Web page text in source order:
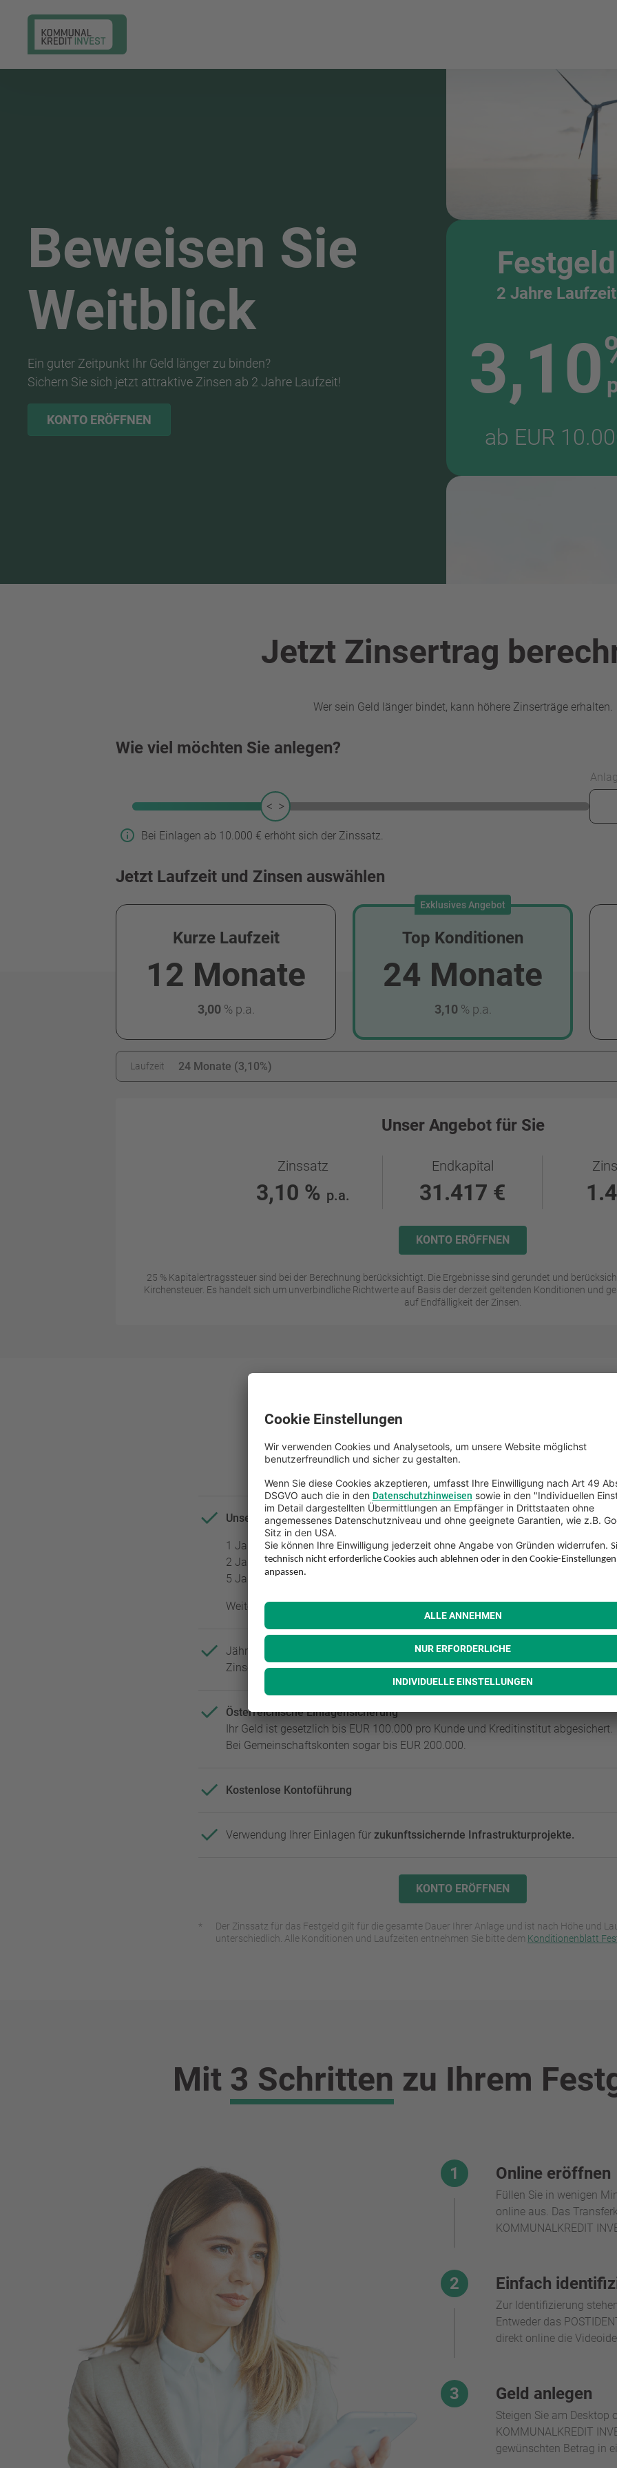
Festgeld
2 Jahre Laufzeit
3,10
ab EUR
Beweisen Sie
Weitblick
Ein guter Zeitpunkt Ihr Geld länger zu binden?
Sichern Sie sich jetzt attraktive Zinsen ab 2 Jahre Laufzeit!
KONTO ERÖFFNEN
Jetzt Zinsertrag
Wer sein Geld länger bindet, kann höhere Zinserträge erhalten.
Wie viel möchten Sie anlegen?
Bei Einlagen ab 10.000 € erhöht sich der Zinssatz.
Jetzt Laufzeit und Zinsen auswählen
Kurze Laufzeit
12 Monate
3,00 % p.a.
Top Konditionen
24 Monate
3,10 % p.a.
Laufzeit
Unser Angebot für Sie
Zinssatz
3,10 % p.a.
Endkapital
31.417 €
KONTO ERÖFFNEN
25 % Kapitalertragssteuer sind bei der Berechnung berücksichtigt. Die Ergebnisse sind gerundet und
Kirchensteuer. Es handelt sich um unverbindliche Richtwerte auf Basis der derzeit geltenden Konditionen und
auf Endfälligkeit der Zinsen.
IhreVorteileauf einen
Unsere Top Angebote ab 10.000 Euro*
1 Jahr Laufzeit: 3,00 % fixe Zinsen p.a.
2 Jahre Laufzeit:3,10 % fixe Zinsen p.a.
5 Jahre Laufzeit:
Weitere attraktive Angebote für Laufzeiten finden
Jährliche Zinsauszahlung oder Zinsgutschrift am Laufzeitende (inklusive
Zinseszinsen)
Österreichische Einlagensicherung
Ihr Geld ist gesetzlich bis EUR 100.000 pro Kunde und Kreditinstitut abgesichert.
Bei Gemeinschaftskonten sogar bis EUR 200.000.
Kostenlose Kontoführung
Verwendung Ihrer Einlagen für zukunftssichernde Infrastrukturprojekte.
KONTO ERÖFFNEN
Der Zinssatz für das Festgeld gilt für die gesamte Dauer Ihrer Anlage und ist nach Höhe und
unterschiedlich. Alle Konditionen und Laufzeiten entnehmen Sie bitte dem Konditionenblatt
Mit 3 Schritten zu Ihrem
1 Online eröffnen
Füllen Sie in wenigen
online aus. Das
KOMMUNALKREDIT
2 Einfach
Zur Identifizierung
Entweder das
direkt online die
3 Geld anlegen
Steigen Sie am Desktop
KOMMUNALKREDIT
gewünschten Betrag in